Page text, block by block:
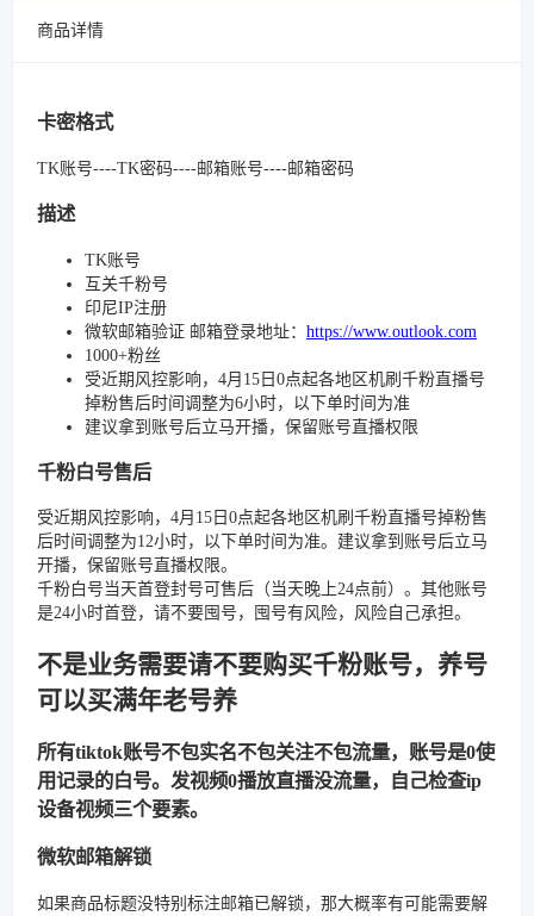
商品详情
卡密格式
TK账号----TK密码----邮箱账号----邮箱密码
描述
TK账号
互关千粉号
印尼IP注册
微软邮箱验证 邮箱登录地址： https://www.outlook.com
1000+粉丝
受近期风控影响，4月15日0点起各地区机刷千粉直播号
掉粉售后时间调整为6小时，以下单时间为准
建议拿到账号后立马开播，保留账号直播权限
千粉白号售后
受近期风控影响，4月15日0点起各地区机刷千粉直播号掉粉售
后时间调整为12小时，以下单时间为准。建议拿到账号后立马
开播，保留账号直播权限。
千粉白号当天首登封号可售后（当天晚上24点前）。其他账号
是24小时首登，请不要囤号，囤号有风险，风险自己承担。
不是业务需要请不要购买千粉账号，养号
可以买满年老号养
所有tiktok账号不包实名不包关注不包流量，账号是0使
用记录的白号。发视频0播放直播没流量，自己检查ip
设备视频三个要素。
微软邮箱解锁
如果商品标题没特别标注邮箱已解锁，那大概率有可能需要解